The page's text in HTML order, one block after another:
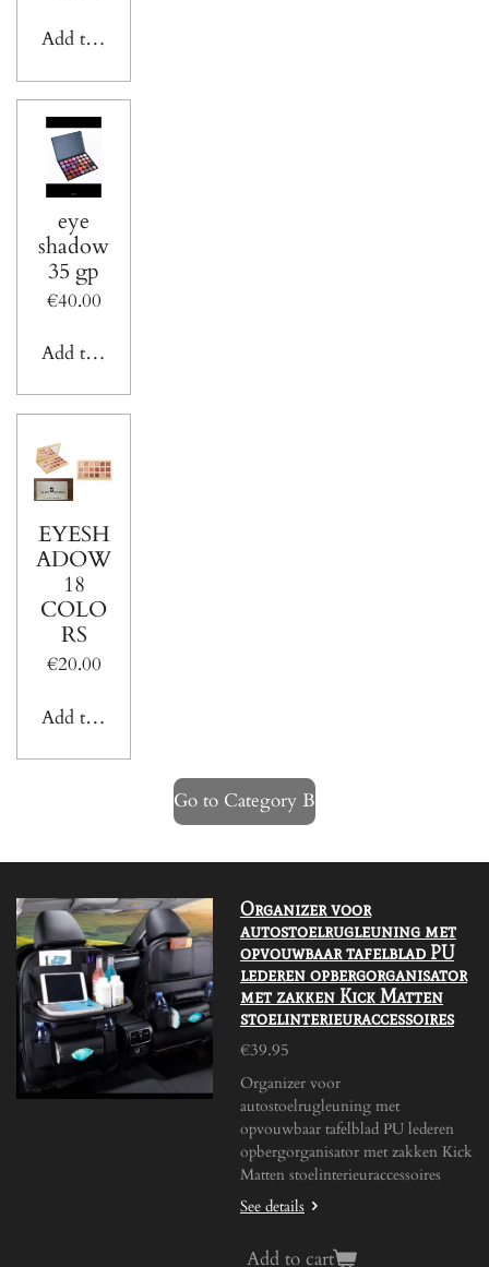
Add to cart
eye
shadow
35 gp
€40.00
Add to cart
EYESH
ADOW
18
COLO
RS
€20.00
Add to cart
Go to Category B
Organizer voor
autostoelrugleuning met
opvouwbaar tafelblad PU
lederen opbergorganisator
met zakken Kick Matten
stoelinterieuraccessoires
€39.95
Organizer voor
autostoelrugleuning met
opvouwbaar tafelblad PU lederen
opbergorganisator met zakken Kick
Matten stoelinterieuraccessoires
See details
Add to cart